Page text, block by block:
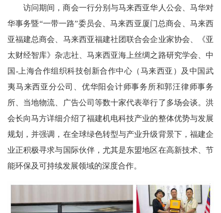
访问期间，商会一行分别 与马来西亚华人公会
马华对
华事务暨“一带一路”委员会、马来西亚厦门总商会、马来西
亚福建总商会、马来西亚福建社团联合会企业家协会 、《亚
太财经智库》杂志社、 马来西亚海上丝绸之路研究学会、中
国 -上海合作组织科技创新合作中心（马来西亚） 及中国武
夷马来西亚分公司
优华阳会计师事务所和郭汪律师事务
所、当地物流、广告公司等数十家代表举行了多场会谈。洪
会长向马方详细介绍了福建机电科技产业的整体优势与发展
规划，并强调，在全球绿色转型与产业升级背景下，福建企
业正积极寻求与国际伙伴，尤其是东盟地区在高新技术、节
能环保及可持续发展领域的深度合作。